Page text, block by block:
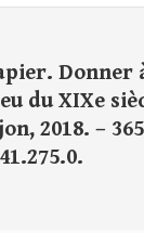
du XIXe
2018. –